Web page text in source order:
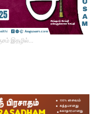
இதழில்…